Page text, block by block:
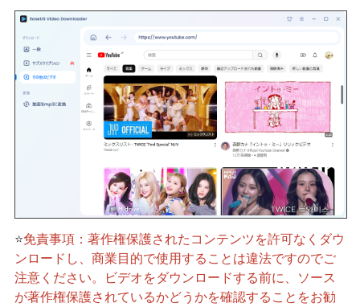
⭐免責事項：著作権保護されたコンテンツを許可なくダウ
ンロードし、商業目的で使用することは違法ですのでご
注意ください。ビデオをダウンロードする前に、ソース
が著作権保護されているかどうかを確認することをお勧